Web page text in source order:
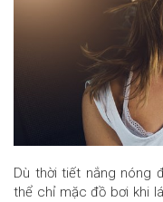
Dù thời tiết nắng nóng
thể chỉ mặc đồ bơi khi